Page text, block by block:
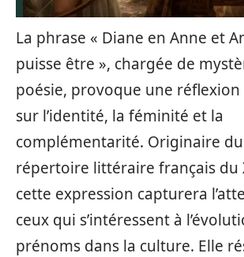
La phrase « Diane en Anne et
puisse être », chargée de
poésie, provoque une
sur l’identité, la féminité et la
complémentarité. Originaire
répertoire littéraire français du
cette expression capturera
ceux qui s’intéressent à
prénoms dans la culture. Elle